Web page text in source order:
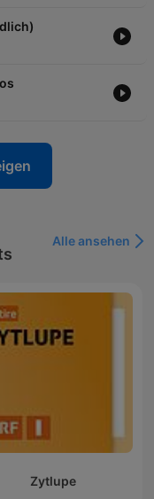
Alle ansehen
Zytlupe